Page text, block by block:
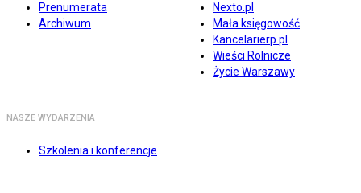
Prenumerata
Archiwum
Nexto.pl
Mała księgowość
Kancelarierp.pl
Wieści Rolnicze
Życie Warszawy
NASZE WYDARZENIA
Szkolenia i konferencje